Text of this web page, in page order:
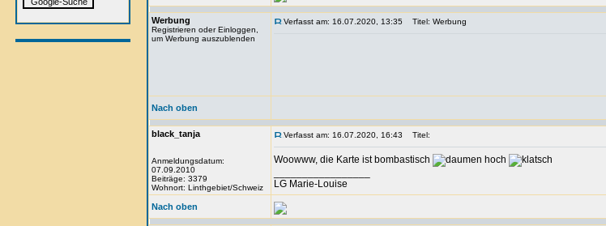
Werbung
Registrieren oder Einloggen,
um Werbung auszublenden
Verfasst am: 16.07.2020, 13:35 Titel: Werbung
Nach oben
black_tanja
Anmeldungsdatum:
07.09.2010
Beiträge: 3379
Wohnort: Linthgebiet/Schweiz
Verfasst am: 16.07.2020, 16:43 Titel:
Woowww, die Karte ist bombastisch
LG Marie-Louise
Nach oben